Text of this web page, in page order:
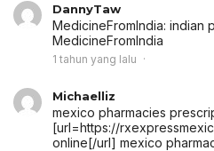
DannyTaw
MedicineFromIndia: indian
MedicineFromIndia
1 tahun yang lalu
Michaelliz
mexico pharmacies
[url=https://
online[/url] mexico